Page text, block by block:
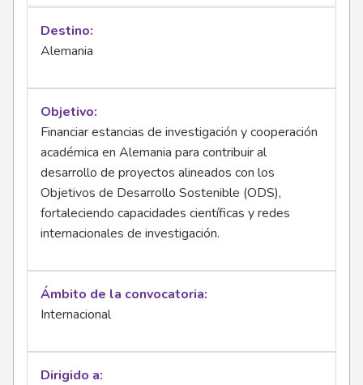
Destino
Alemania
Objetivo
Financiar estancias de investigación y cooperación
académica en Alemania para contribuir al
desarrollo de proyectos alineados con los
Objetivos de Desarrollo Sostenible (ODS),
fortaleciendo capacidades científicas y redes
internacionales de investigación.
Ámbito de la convocatoria
Internacional
Dirigido a